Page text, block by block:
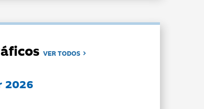
VER TODOS
2026